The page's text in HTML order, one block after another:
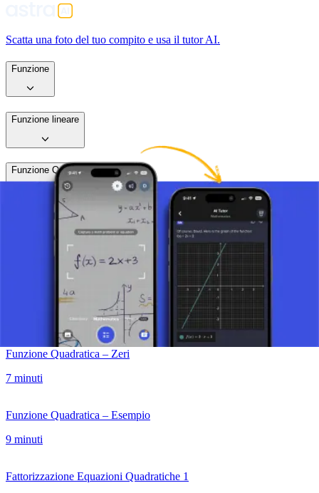
Scatta una foto del tuo compito e usa il tutor AI.
Funzione
Funzione lineare
Funzione Quadratica
Funzione Quadratica – Introduzione
Funzione Quadratica – Vertice
Funzione Quadratica – Zeri
7 minuti
Funzione Quadratica – Esempio
9 minuti
Fattorizzazione Equazioni Quadratiche 1